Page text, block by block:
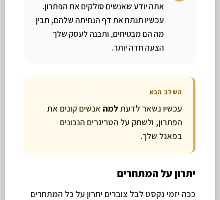
אתה יודע שאנשים סולקים את הפתרון.
עכשיו תנתח את דף הנחיתה שלהם, תבין
מה הם מבטיחים, ותבנה לעסק שלך
הצעה חדה יותר.
השלב הבא
עכשיו נשאר לדעת למה אנשים קונים את
הפתרון, ולשחק על הטריגרים הנכונים
בפאנל שלך.
יתרון על המתחרים
ככה יזמי נקסט לבל צוברים יתרון על כל המתחרים